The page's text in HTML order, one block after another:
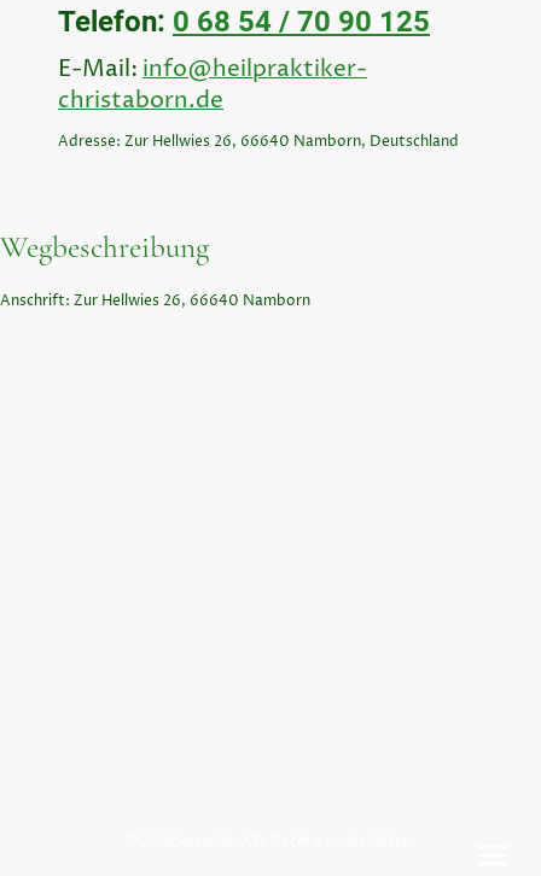
Telefon: 0 68 54 / 70 90 125
E-Mail:info@heilpraktiker-
christaborn.de
Adresse: Zur Hellwies 26, 66640 Namborn, Deutschland
Wegbeschreibung
Anschrift: Zur Hellwies 26, 66640 Namborn